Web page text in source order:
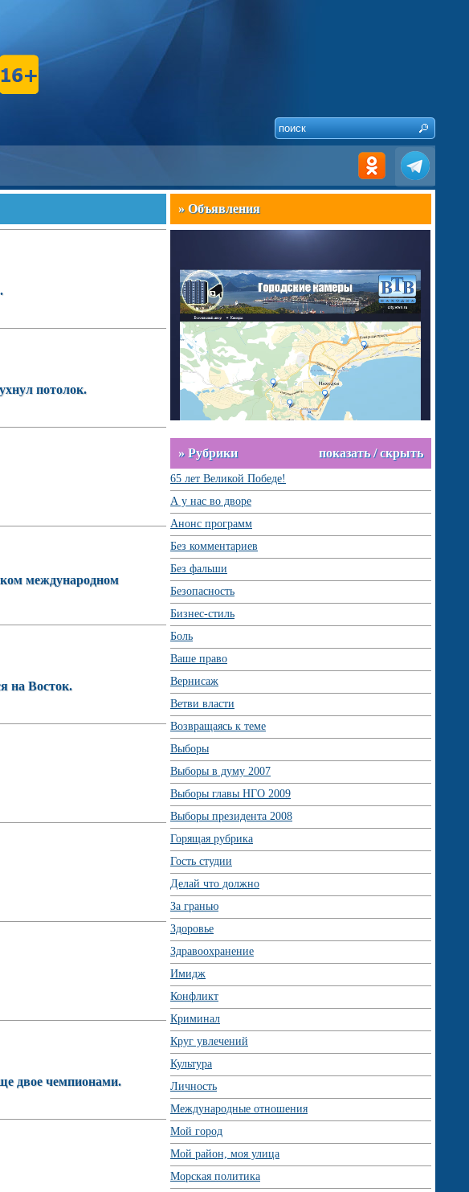
потолок.
международном
на Восток.
двое чемпионами.
» Объявления
» Рубрики показать / скрыть
65 лет Великой Победе!
А у нас во дворе
Анонс программ
Без комментариев
Без фальши
Безопасность
Бизнес-стиль
Боль
Ваше право
Вернисаж
Ветви власти
Возвращаясь к теме
Выборы
Выборы в думу 2007
Выборы главы НГО 2009
Выборы президента 2008
Горящая рубрика
Гость студии
Делай что должно
За гранью
Здоровье
Здравоохранение
Имидж
Конфликт
Криминал
Круг увлечений
Культура
Личность
Международные отношения
Мой город
Мой район, моя улица
Морская политика